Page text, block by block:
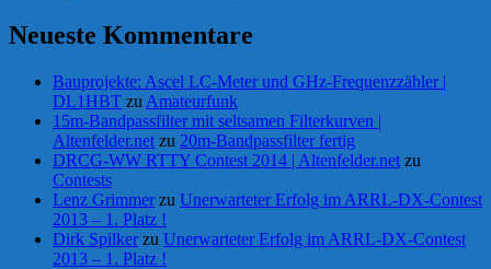
Neueste Kommentare
Bauprojekte: Ascel LC-Meter und GHz-Frequenzzähler |
DL1HBT zu Amateurfunk
15m-Bandpassfilter mit seltsamen Filterkurven |
Altenfelder.net zu 20m-Bandpassfilter fertig
DRCG-WW RTTY Contest 2014 | Altenfelder.net zu
Contests
Lenz Grimmer zu Unerwarteter Erfolg im ARRL-DX-Contest
2013 – 1. Platz !
Dirk Spilker zu Unerwarteter Erfolg im ARRL-DX-Contest
2013 – 1. Platz !